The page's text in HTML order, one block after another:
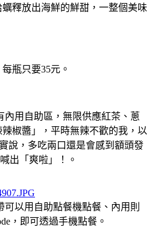
釋放出海鮮的鮮甜，一整個美味
每瓶只要35元。
用自助區，無限供應紅茶、蔥
椒醬」，平時無辣不歡的我，以
說，多吃兩口還是會感到額頭發
出「爽啦」！。
以用自助點餐機點餐、內用則
，即可透過手機點餐。